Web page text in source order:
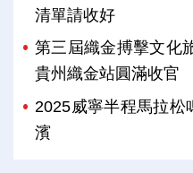
清單請收好
第三屆織金搏擊文化
貴州織金站圓滿收官
2025威寧半程馬拉松
濱